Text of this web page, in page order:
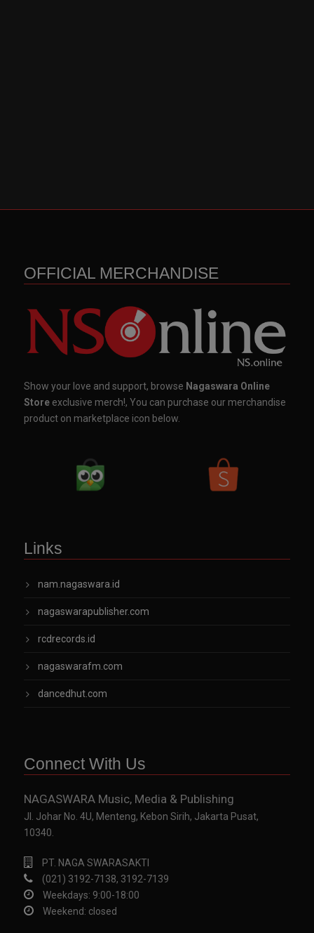
OFFICIAL MERCHANDISE
Show your love and support, browse Nagaswara Online
Store exclusive merch!, You can purchase our merchandise
product on marketplace icon below.
Links
nam.nagaswara.id
nagaswarapublisher.com
rcdrecords.id
nagaswarafm.com
dancedhut.com
Connect With Us
NAGASWARA Music, Media & Publishing
Jl. Johar No. 4U, Menteng, Kebon Sirih, Jakarta Pusat,
10340.
PT. NAGA SWARASAKTI
(021) 3192-7138, 3192-7139
Weekdays: 9:00-18:00
Weekend: closed